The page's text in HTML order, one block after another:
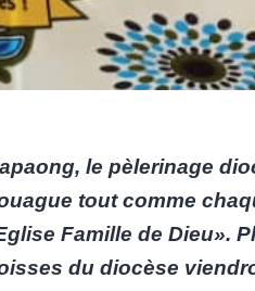
le pèlerinage
tout comme
Famille de Dieu».
du diocèse